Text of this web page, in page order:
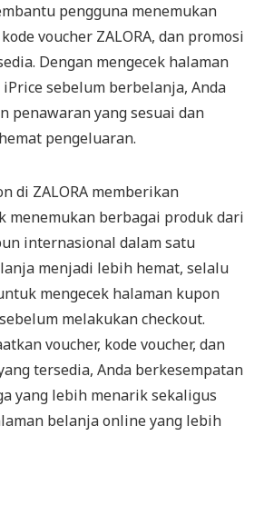
pengguna menemukan
voucher ZALORA, dan promosi
Dengan mengecek halaman
iPrice sebelum berbelanja, Anda
penawaran yang sesuai dan
pengeluaran.
di ZALORA memberikan
menemukan berbagai produk dari
internasional dalam satu
menjadi lebih hemat, selalu
mengecek halaman kupon
melakukan checkout.
voucher, kode voucher, dan
tersedia, Anda berkesempatan
yang lebih menarik sekaligus
belanja online yang lebih